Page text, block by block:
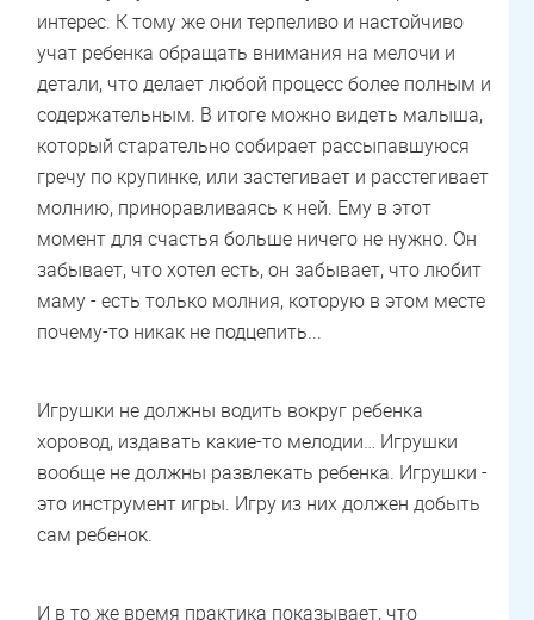
интерес. К тому же они терпеливо и настойчиво
учат ребенка обращать внимания на мелочи и
детали, что делает любой процесс более полным и
содержательным. В итоге можно видеть малыша,
который старательно собирает рассыпавшуюся
гречу по крупинке, или застегивает и расстегивает
молнию, приноравливаясь к ней. Ему в этот
момент для счастья больше ничего не нужно. Он
забывает, что хотел есть, он забывает, что любит
маму - есть только молния, которую в этом месте
почему-то никак не подцепить...
Игрушки не должны водить вокруг ребенка
хоровод, издавать какие-то мелодии… Игрушки
вообще не должны развлекать ребенка. Игрушки -
это инструмент игры. Игру из них должен добыть
сам ребенок.
И в то же время практика показывает, что